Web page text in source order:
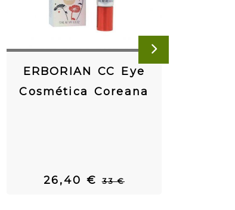
ERBORIAN CC Eye
Cosmética Coreana
26,40 €33 €
SIGUIENTE